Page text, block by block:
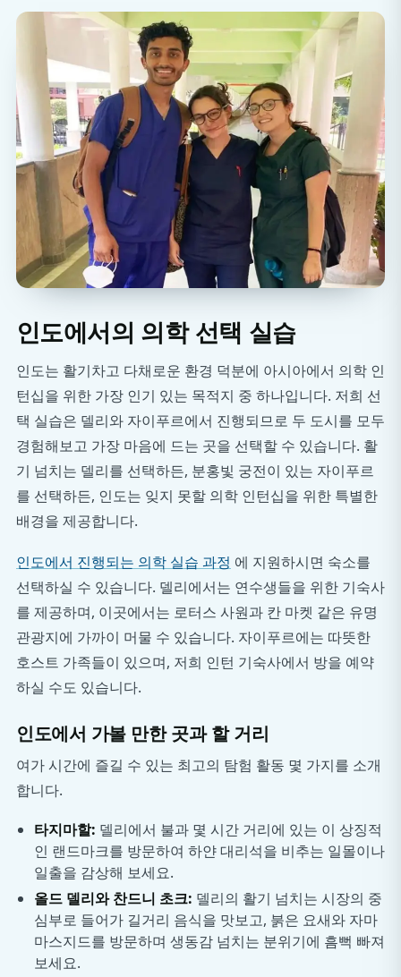
인도에서의 의학 선택 실습
인도는 활기차고 다채로운 환경 덕분에 아시아에서 의학 인
턴십을 위한 가장 인기 있는 목적지 중 하나입니다. 저희 선
택 실습은 델리와 자이푸르에서 진행되므로 두 도시를 모두
경험해보고 가장 마음에 드는 곳을 선택할 수 있습니다. 활
기 넘치는 델리를 선택하든, 분홍빛 궁전이 있는 자이푸르
를 선택하든, 인도는 잊지 못할 의학 인턴십을 위한 특별한
배경을 제공합니다.
인도에서 진행되는 의학 실습 과정 에 지원하시면 숙소를
선택하실 수 있습니다. 델리에서는 연수생들을 위한 기숙사
를 제공하며, 이곳에서는 로터스 사원과 칸 마켓 같은 유명
관광지에 가까이 머물 수 있습니다. 자이푸르에는 따뜻한
호스트 가족들이 있으며, 저희 인턴 기숙사에서 방을 예약
하실 수도 있습니다.
인도에서 가볼 만한 곳과 할 거리
여가 시간에 즐길 수 있는 최고의 탐험 활동 몇 가지를 소개
합니다.
타지마할: 델리에서 불과 몇 시간 거리에 있는 이 상징적
인 랜드마크를 방문하여 하얀 대리석을 비추는 일몰이나
일출을 감상해 보세요.
올드 델리와 찬드니 초크: 델리의 활기 넘치는 시장의 중
심부로 들어가 길거리 음식을 맛보고, 붉은 요새와 자마
마스지드를 방문하며 생동감 넘치는 분위기에 흠뻑 빠져
보세요.